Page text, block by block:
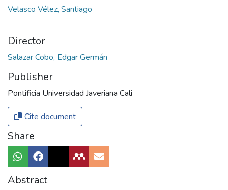
Velasco Vélez, Santiago
Director
Salazar Cobo, Edgar Germán
Publisher
Pontificia Universidad Javeriana Cali
Cite document
Share
Abstract